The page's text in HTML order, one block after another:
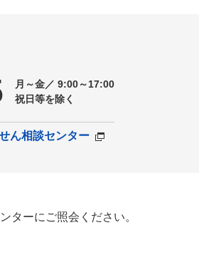
月～金／ 9:00～17:00
祝日等を除く
ん相談センター
ターにご照会ください。